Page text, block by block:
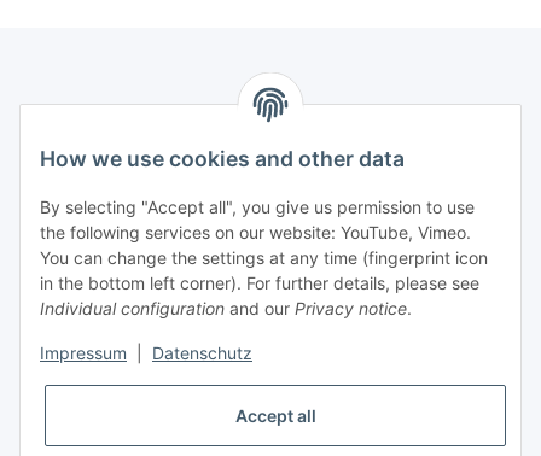
Contact
PROMADENT UG
Im Nordfeld 13
D-29336 Nienhagen (Germany)
info@promadent.de
+49 (0) 5144 / 6980 - 200
How we use cookies and other data
By selecting "Accept all", you give us permission to use
the following services on our website: YouTube, Vimeo.
You can change the settings at any time (fingerprint icon
in the bottom left corner). For further details, please see
Individual configuration and our Privacy notice.
Impressum Datenschutz
Accept all